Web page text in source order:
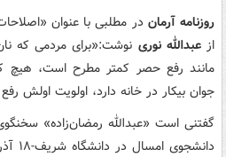
روزنامه آرمان در مطلبی با عنوان
ازعبدالله نوری نوشت:«برای مردمی که
مانند رفع ‏حصر ‏‏‏کمتر مطرح ‏است، هیچ
جوان بیکار در ‏خانه دارد، اولویت ‏‏اولش
گفتنی است «عبدالله رمضان‌زاده»